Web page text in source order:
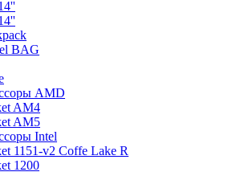
BAG
AMD
AM4
AM5
Intel
1151-v2 Coffe Lake R
1200